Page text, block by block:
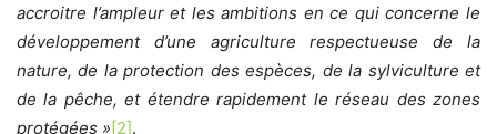
accroitre l’ampleur et les ambitions en ce qui concerne le
développement d’une agriculture respectueuse de la
nature, de la protection des espèces, de la sylviculture et
de la pêche, et étendre rapidement le réseau des zones
protégées »[2].